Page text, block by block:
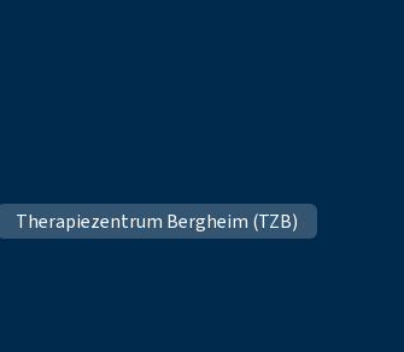
Therapiezentrum Bergheim (TZB)